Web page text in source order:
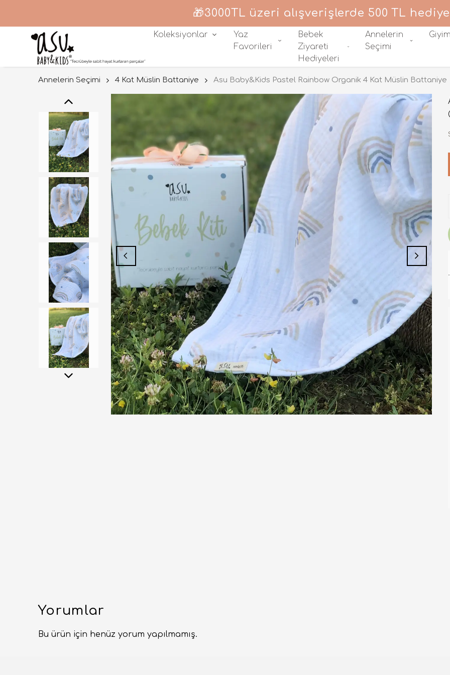
🎁3000TL üzeri alışverişlerde 500 TL
Koleksiyonlar
Yaz
Favorileri
Bebek
Ziyareti
Hediyeleri
Annelerin
Seçimi
Giyim
Annelerin Seçimi 4 Kat Müslin Battaniye Asu Baby&Kids Pastel Rainbow Organik 4 Kat Müslin Battaniye
Yorumlar
Bu ürün için henüz yorum yapılmamış.